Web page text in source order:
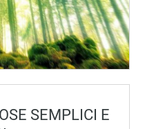
SEMPLICI E